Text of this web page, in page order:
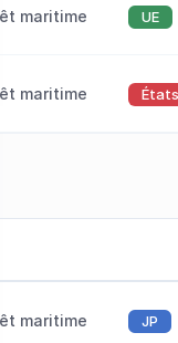
maritime UE
maritime
maritime JP